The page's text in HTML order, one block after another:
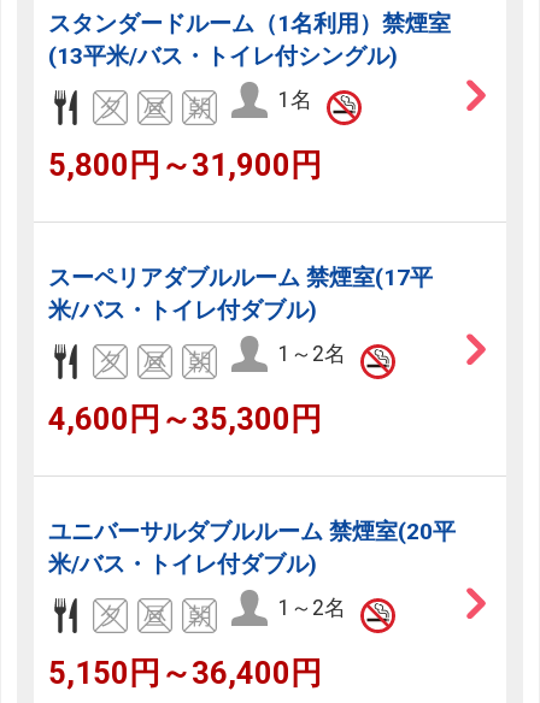
スタンダードルーム（1名利用）禁煙室
(13平米/バス・トイレ付シングル)
1名
5,800円～31,900円
スーペリアダブルルーム 禁煙室(17平
米/バス・トイレ付ダブル)
1～2名
4,600円～35,300円
ユニバーサルダブルルーム 禁煙室(20平
米/バス・トイレ付ダブル)
1～2名
5,150円～36,400円